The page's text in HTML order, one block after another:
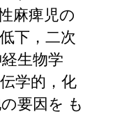
麻痺児の
下，二次
生物学
学的，化
要因を も